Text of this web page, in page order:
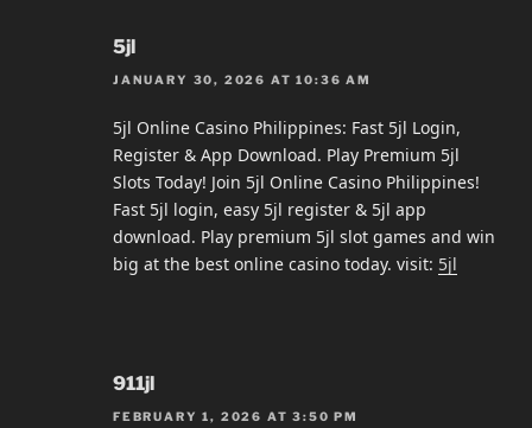
5jl
JANUARY 30, 2026 AT 10:36 AM
5jl Online Casino Philippines: Fast 5jl Login,
Register & App Download. Play Premium 5jl
Slots Today! Join 5jl Online Casino Philippines!
Fast 5jl login, easy 5jl register & 5jl app
download. Play premium 5jl slot games and win
big at the best online casino today. visit: 5jl
911jl
FEBRUARY 1, 2026 AT 3:50 PM